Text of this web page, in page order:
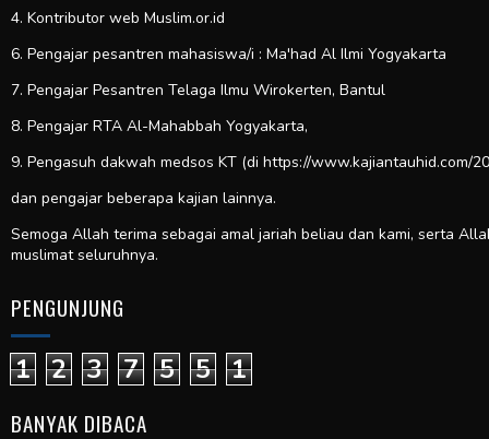
4. Kontributor web Muslim.or.id
6. Pengajar pesantren mahasiswa/i : Ma'had Al Ilmi Yogyakarta
7. Pengajar Pesantren Telaga Ilmu Wirokerten, Bantul
8. Pengajar RTA Al-Mahabbah Yogyakarta,
9. Pengasuh dakwah medsos KT (di https://www.kajiantauhid.com/
dan pengajar beberapa kajian lainnya.
Semoga Allah terima sebagai amal jariah beliau dan kami, serta
muslimat seluruhnya.
PENGUNJUNG
1 2 3 7 5 5 1
BANYAK DIBACA